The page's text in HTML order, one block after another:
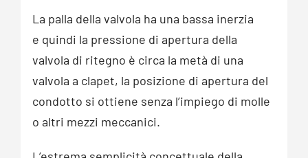
La palla della valvola ha una bassa inerzia
e quindi la pressione di apertura della
valvola di ritegno è circa la metà di una
valvola a clapet, la posizione di apertura del
condotto si ottiene senza l’impiego di molle
o altri mezzi meccanici.